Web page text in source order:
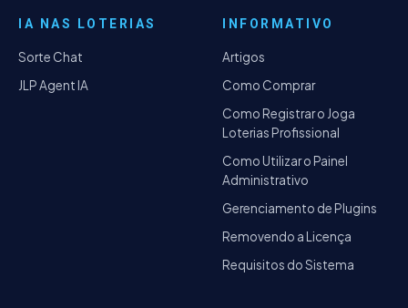
IA NAS LOTERIAS
Sorte Chat
JLP Agent IA
INFORMATIVO
Artigos
Como Comprar
Como Registrar o Joga
Loterias Profissional
Como Utilizar o Painel
Administrativo
Gerenciamento de Plugins
Removendo a Licença
Requisitos do Sistema